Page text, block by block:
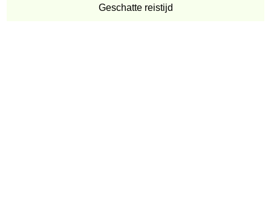
Geschatte reistijd